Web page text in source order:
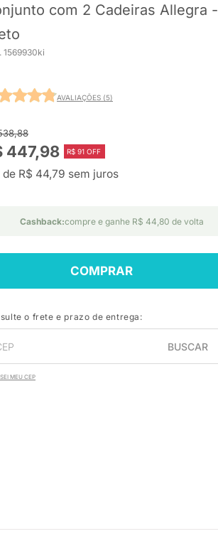
com 2 Cadeiras Allegra -
1569930ki
AVALIAÇÕES (5)
447,98 R$ 91 OFF
de R$ 44,79 sem juros
Cashback:compre e ganhe R$ 44,80 de volta
COMPRAR
o frete e prazo de entrega:
BUSCAR
MEU CEP